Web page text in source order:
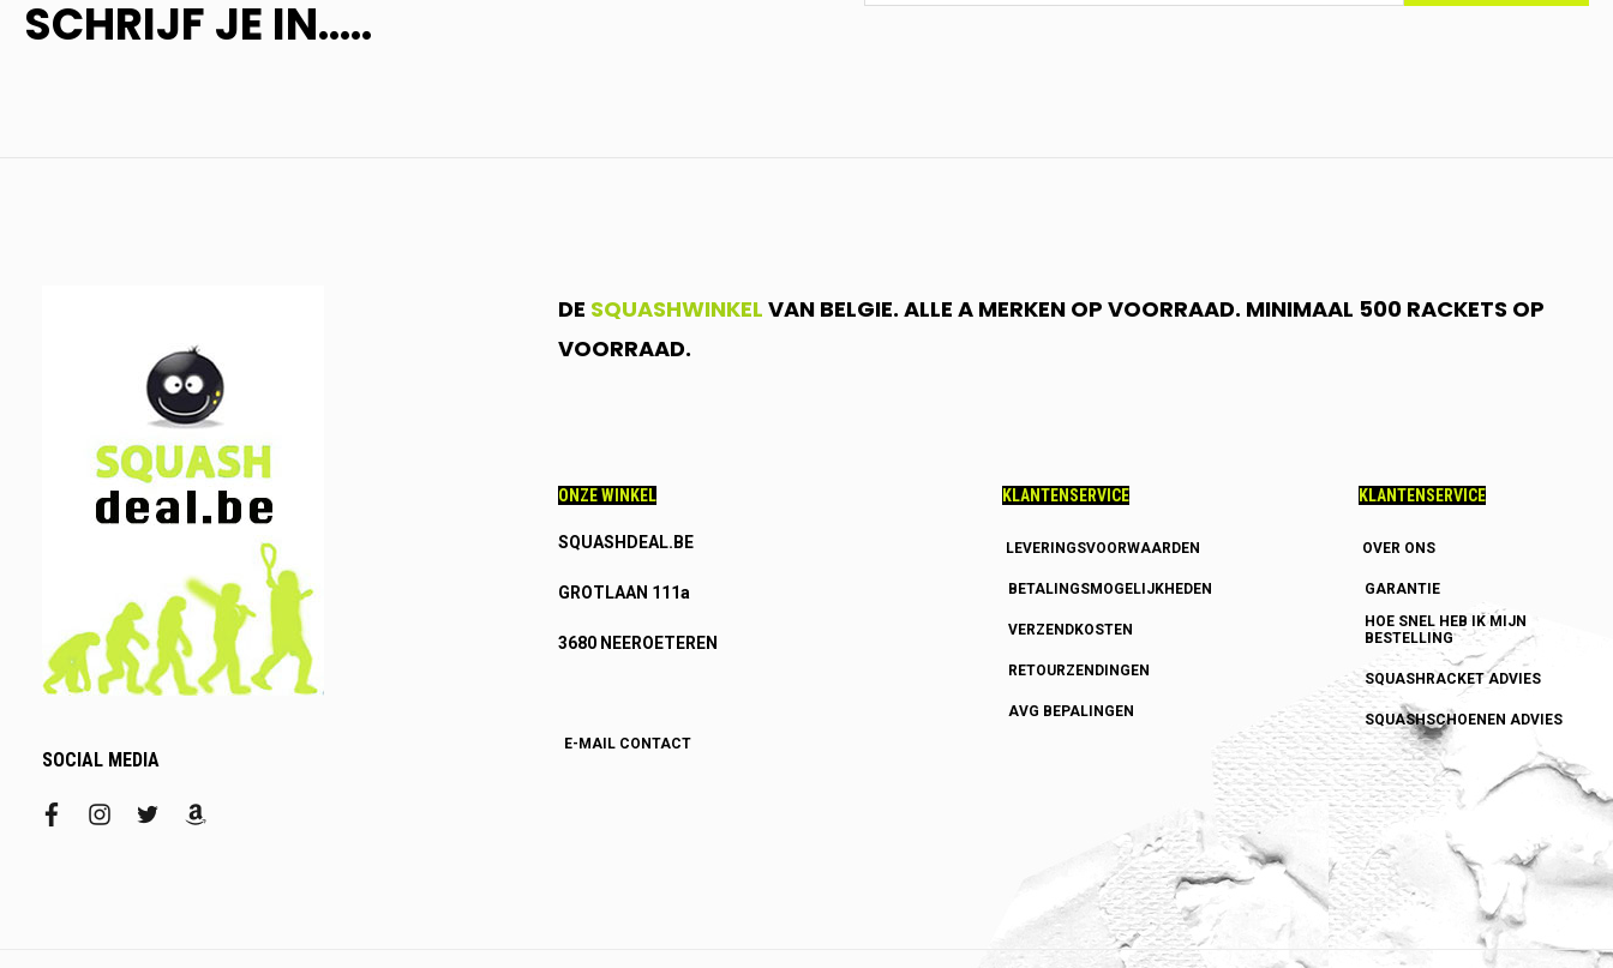
SCHRIJF JE IN.....
<br>SCHRIJF
SOCIAL MEDIA
facebookinstagram
twitteramazon
DE SQUASHWINKEL VAN BELGIE. ALLE A MERKEN OP VOORRAAD. MINIMAAL 500 RACKETS OP
VOORRAAD.
ONZE WINKEL
SQUASHDEAL.BE
GROTLAAN 111a
3680 NEEROETEREN
E-MAIL CONTACT
KLANTENSERVICE
LEVERINGSVOORWAARDEN
BETALINGSMOGELIJKHEDEN
VERZENDKOSTEN
RETOURZENDINGEN
AVG BEPALINGEN
KLANTENSERVICE
OVER ONS
GARANTIE
HOE SNEL HEB IK MIJN
BESTELLING
SQUASHRACKET ADVIES
SQUASHSCHOENEN ADVIES